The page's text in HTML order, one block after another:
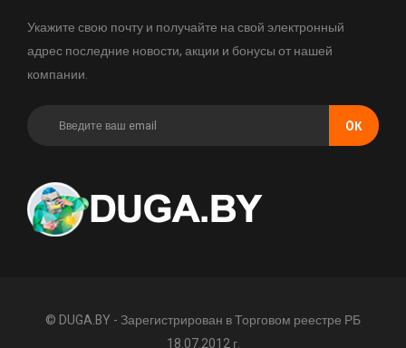
Укажите свою почту и получайте на свой электронный
адрес последние новости, акции и бонусы от нашей
компании.
OК
© DUGA.BY - Зарегистрирован в Торговом реестре РБ